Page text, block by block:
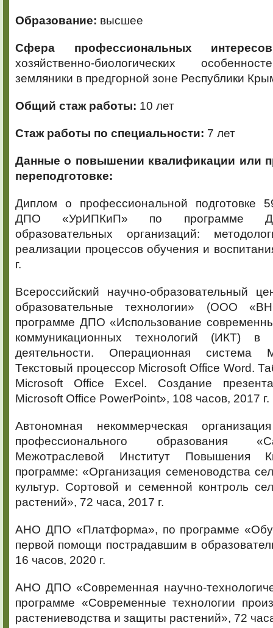
Образование: высшее
Сфера профессиональных
хозяйственно-биологических
земляники в предгорной зоне Республики
Общий стаж работы: 10 лет
Стаж работы по специальности: 7 лет
Данные о повышении квалификации или
переподготовке:
Диплом о профессиональной подготовке
ДПО «УрИПКиП» по программе
образовательных организаций:
реализации процессов обучения и
г.
Всероссийский научно-образовательный
образовательные технологии» (ООО
программе ДПО «Использование
коммуникационных технологий (ИКТ) в
деятельности. Операционная система
Текстовый процессор Microsoft Office Word.
Microsoft Office Exсel. Создание
Microsoft Office PowerPoint», 108 часов, 2017 г.
Автономная некоммерческая
профессионального образования
Межотраслевой Институт Повышения
программе: «Организация семеноводства
культур. Сортовой и семенной контроль
растений», 72 часа, 2017 г.
АНО ДПО «Платформа», по программе
первой помощи пострадавшим в
16 часов, 2020 г.
АНО ДПО «Современная научно-
программе «Современные технологии
растениеводства и защиты растений», 72